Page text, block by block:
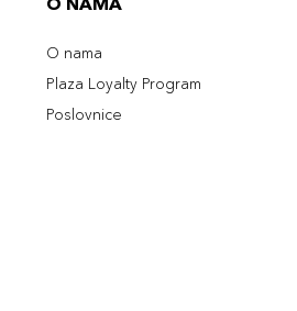
O nama
Plaza Loyalty Program
Poslovnice